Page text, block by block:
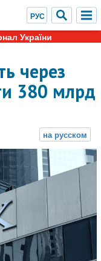
України
через
380 млрд